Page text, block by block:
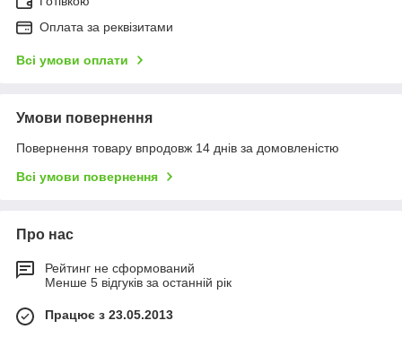
Оплата за реквізитами
Всі умови оплати
Умови повернення
Повернення товару впродовж 14 днів за домовленістю
Всі умови повернення
Про нас
Рейтинг не сформований
Менше 5 відгуків за останній рік
Працює з 23.05.2013